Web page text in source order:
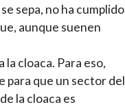
sepa, no ha cumplido
aunque suenen
cloaca. Para eso,
para que un sector del
la cloaca es